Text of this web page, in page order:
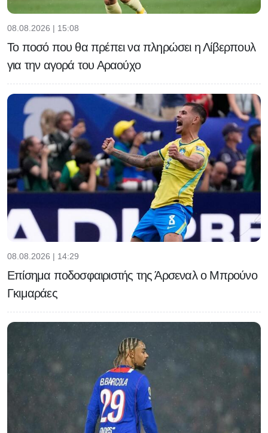
08.08.2026 | 15:08
Το ποσό που θα πρέπει να πληρώσει η Λίβερπουλ
για την αγορά του Αραούχο
08.08.2026 | 14:29
Επίσημα ποδοσφαιριστής της Άρσεναλ ο Μπρούνο
Γκιμαράες